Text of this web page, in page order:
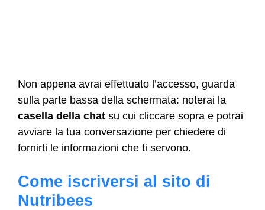
Non appena avrai effettuato l’accesso, guarda
sulla parte bassa della schermata: noterai la
casella della chat su cui cliccare sopra e potrai
avviare la tua conversazione per chiedere di
fornirti le informazioni che ti servono.
Come iscriversi al sito di
Nutribees